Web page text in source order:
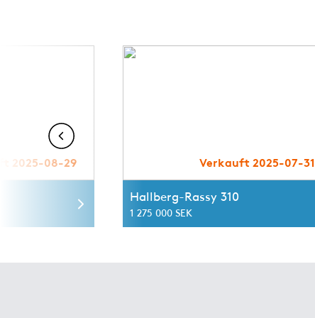
2025-08-29 Verkauft 2025-07-31
Hallberg-Rassy 310
1 275 000 SEK